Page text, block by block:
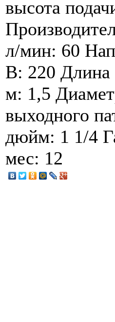
высота
л/мин: 60
В: 220 Длина
м: 1,5
выходного
дюйм: 1 1/4
мес: 12